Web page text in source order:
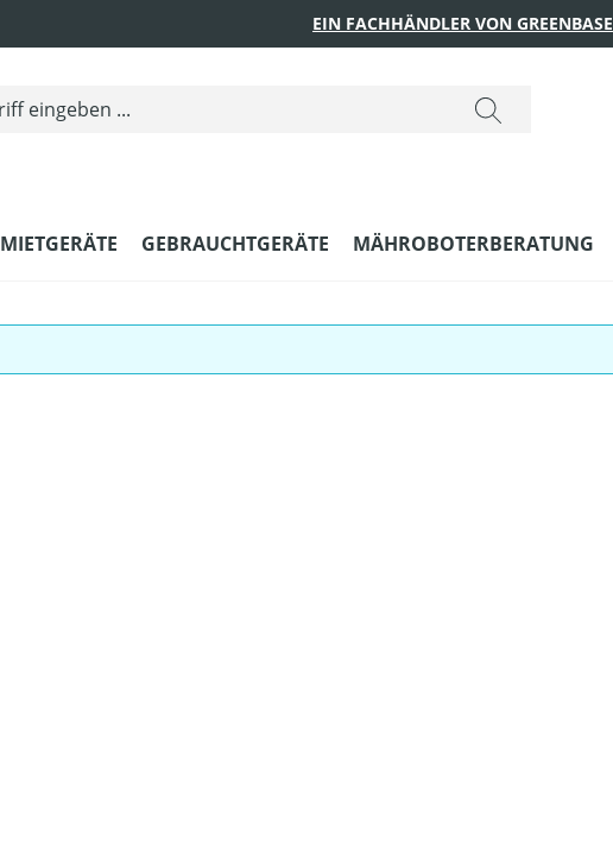
EIN FACHHÄNDLER VON GREENBASE
MIETGERÄTE GEBRAUCHTGERÄTE MÄHROBOTERBERATUNG